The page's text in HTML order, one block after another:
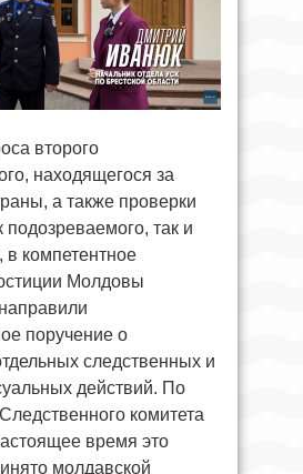
второго
находящегося за
а также проверки
подозреваемого, так и
компетентное
Молдовы
поручение о
следственных и
действий. По
комитета
время это
молдавской